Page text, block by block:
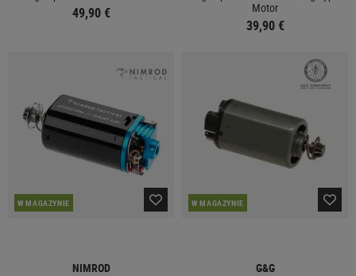
49,90 €
Motor
39,90 €
W MAGAZYNIE
NIMROD
W MAGAZYNIE
G&G